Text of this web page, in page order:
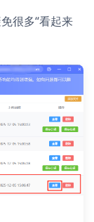
很多“看起来